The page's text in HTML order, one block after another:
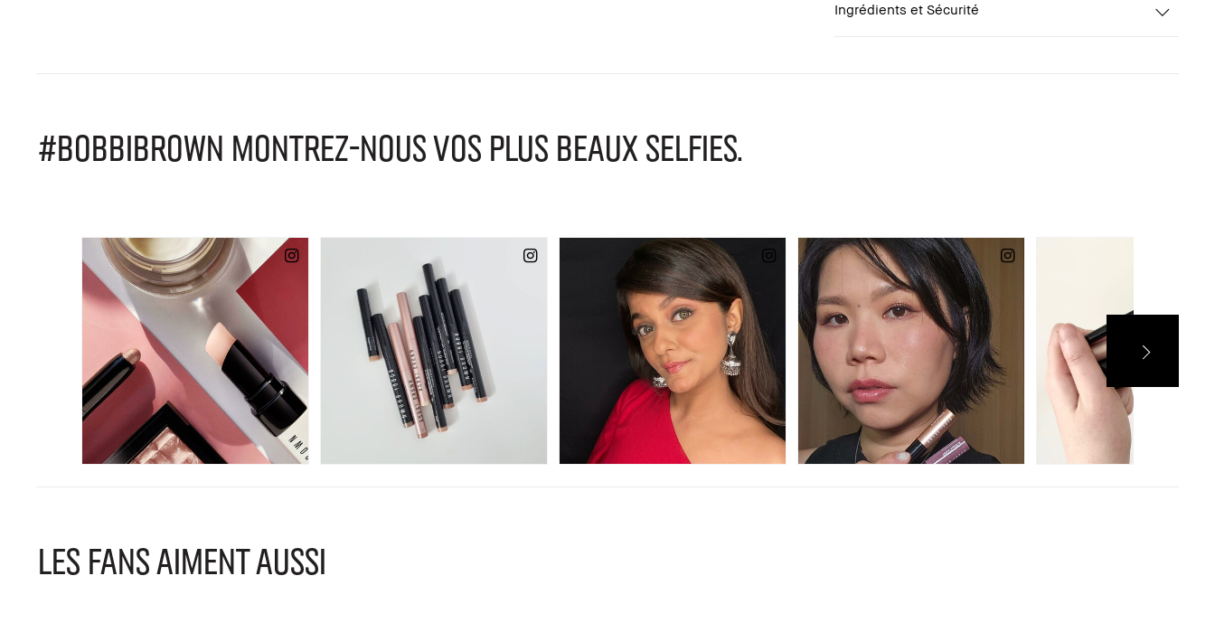
Ingrédients et Sécurité
#BOBBIBROWN MONTREZ-NOUS VOS PLUS BEAUX SELFIES.
LES FANS AIMENT AUSSI